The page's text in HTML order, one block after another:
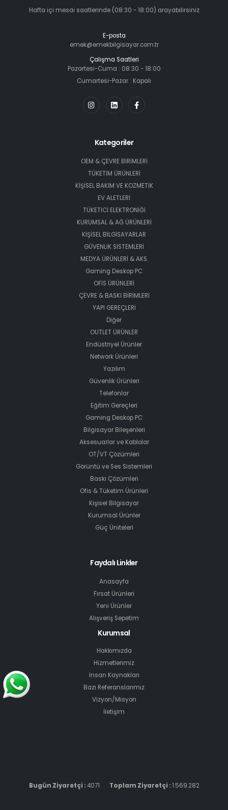
Hafta içi mesai saatlerinde (08:30 - 18:00) arayabilirsiniz
E-posta
emek@emekbilgisayar.com.tr
Çalışma Saatleri
Pazartesi-Cuma : 08:30 - 18:00
Cumartesi-Pazar : Kapalı
Kategoriler
OEM & ÇEVRE BİRİMLERİ
TÜKETİM ÜRÜNLERİ
KİŞİSEL BAKIM VE KOZMETİK
EV ALETLERİ
TÜKETİCİ ELEKTRONİĞİ
KURUMSAL & AĞ ÜRÜNLERİ
KİŞİSEL BİLGİSAYARLAR
GÜVENLİK SİSTEMLERİ
MEDYA ÜRÜNLERİ & AKS.
Gaming Deskop PC
OFİS ÜRÜNLERİ
ÇEVRE & BASKI BİRİMLERİ
YAPI GEREÇLERİ
Diğer
OUTLET ÜRÜNLER
Endüstriyel Ürünler
Network Ürünleri
Yazılım
Güvenlik Ürünleri
Telefonlar
Eğitim Gereçleri
Gaming Deskop PC
Bilgisayar Bileşenleri
Aksesuarlar ve Kablolar
OT/VT Çözümleri
Görüntü ve Ses Sistemleri
Baskı Çözümleri
Ofis & Tüketim Ürünleri
Kişisel Bilgisayar
Kurumsal Ürünler
Güç Üniteleri
Faydalı Linkler
Anasayfa
Fırsat Ürünleri
Yeni Ürünler
Alışveriş Sepetim
Kurumsal
Hakkımızda
Hizmetlerimiz
İnsan Kaynakları
Bazı Referanslarımız
Vizyon/Misyon
İletişim
Bugün Ziyaretçi :4071 Toplam Ziyaretçi :1.569.282